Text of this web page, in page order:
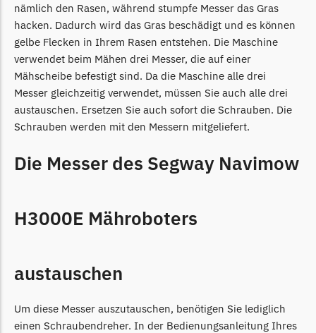
nämlich den Rasen, während stumpfe Messer das Gras
hacken. Dadurch wird das Gras beschädigt und es können
gelbe Flecken in Ihrem Rasen entstehen. Die Maschine
verwendet beim Mähen drei Messer, die auf einer
Mähscheibe befestigt sind. Da die Maschine alle drei
Messer gleichzeitig verwendet, müssen Sie auch alle drei
austauschen. Ersetzen Sie auch sofort die Schrauben. Die
Schrauben werden mit den Messern mitgeliefert.
Die Messer des Segway Navimow
H3000E Mähroboters
austauschen
Um diese Messer auszutauschen, benötigen Sie lediglich
einen Schraubendreher. In der Bedienungsanleitung Ihres